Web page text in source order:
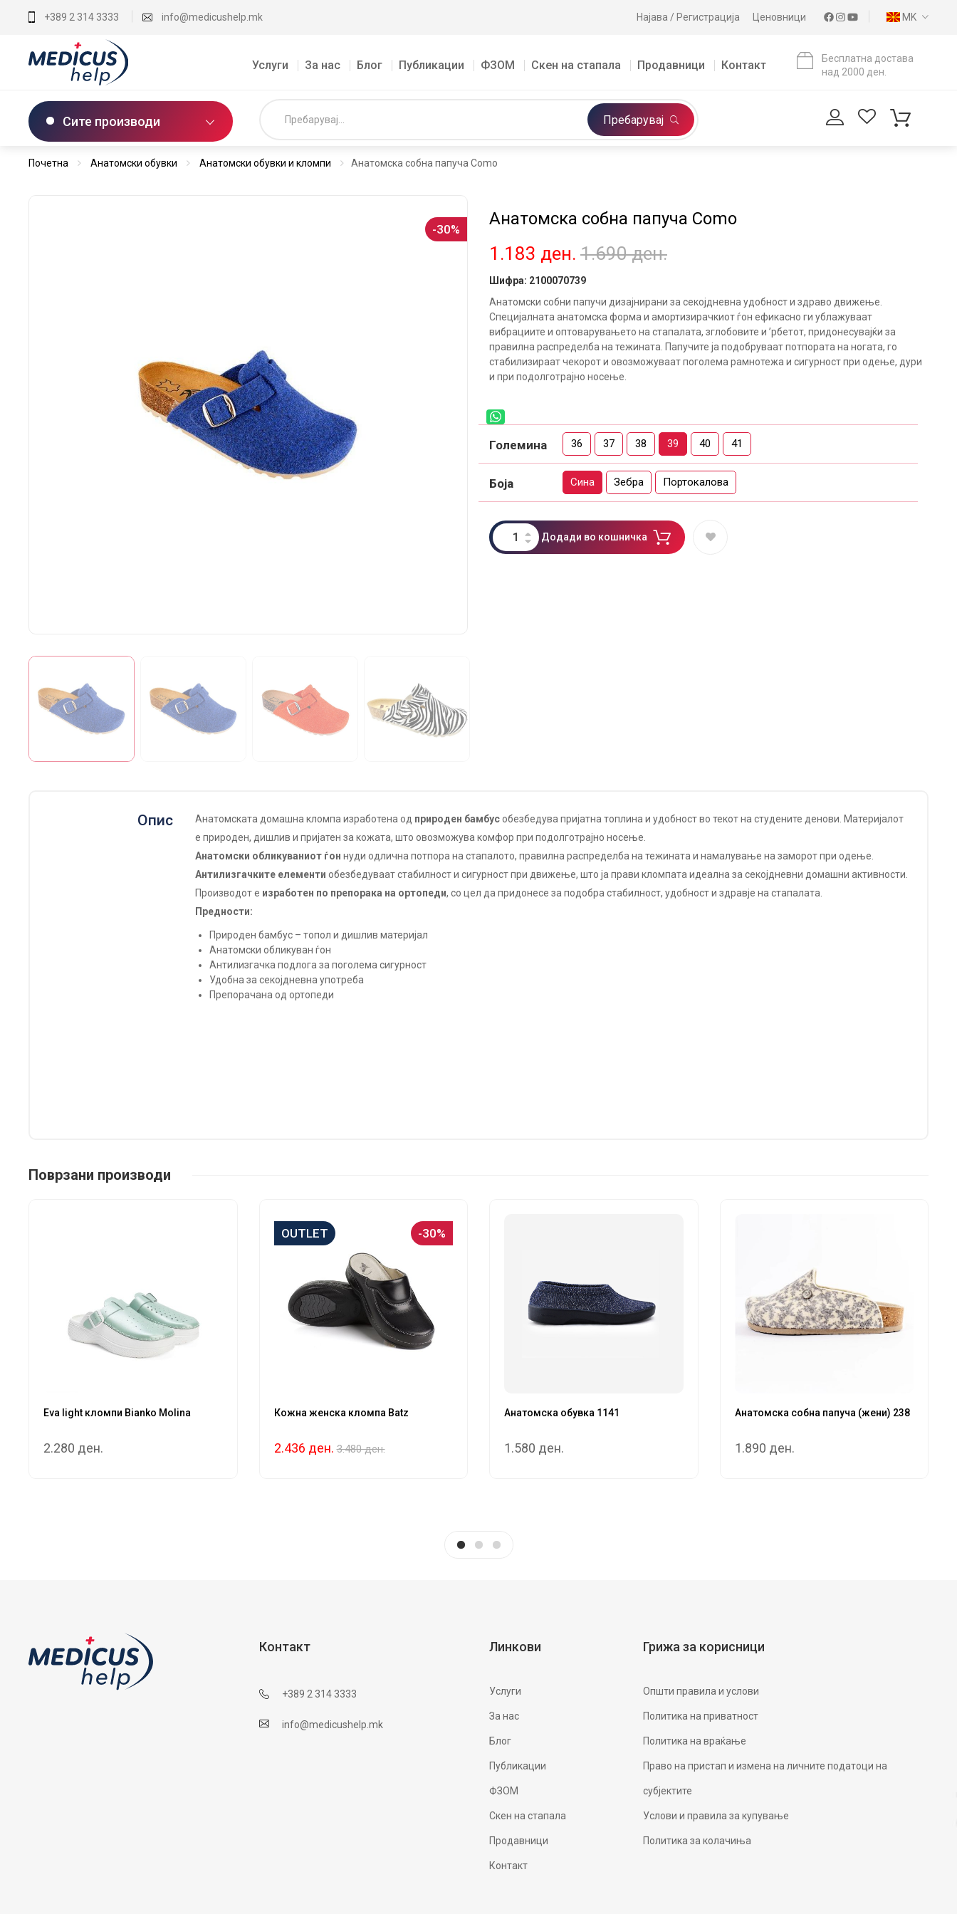
+389 2 314 3333 info@medicushelp.mk Најава / Регистрација Ценовници MK
Услуги За нас Блог Публикации ФЗОМ Скен на стапала Продавници Контакт
Бесплатна достава
над 2000 ден.
Сите производи Пребарувај
Почетна Анатомски обувки Анатомски обувки и кломпи Анатомска собна папуча Como
-30%
Анатомска собна папуча Como
1.183 ден. 1.690ден.
Шифра: 2100070739
Анатомски собни папучи дизајнирани за секојдневна удобност и здраво движење.
Специјалната анатомска форма и амортизирачкиот ѓон ефикасно ги ублажуваат
вибрациите и оптоварувањето на стапалата, зглобовите и ’рбетот, придонесувајќи за
правилна распределба на тежината. Папучите ја подобруваат потпората на ногата, го
стабилизираат чекорот и овозможуваат поголема рамнотежа и сигурност при одење, дури
и при подолготрајно носење.
Големина 36 37 38 39 40 41
Боја Сина Зебра Портокалова
Додади во кошничка
Опис Анатомската домашна кломпа изработена од природен бамбусобезбедува пријатна топлина и удобност во текот на студените денови. Материјалот
е природен, дишлив и пријатен за кожата, што овозможува комфор при подолготрајно носење.
Анатомски обликуваниот ѓон нуди одлична потпора на стапалото, правилна распределба на тежината и намалување на заморот при одење.
Антилизгачките елементи обезбедуваат стабилност и сигурност при движење, што ја прави кломпата идеална за секојдневни домашни активности.
Производот е изработен по препорака на ортопеди, со цел да придонесе за подобра стабилност, удобност и здравје на стапалата.
Предности:
Природен бамбус – топол и дишлив материјал
Анатомски обликуван ѓон
Антилизгачка подлога за поголема сигурност
Удобна за секојдневна употреба
Препорачана од ортопеди
Поврзани производи
Eva light кломпи Bianko Molina
2.280 ден.
OUTLET -30%
Кожнa женска кломпа Batz
2.436 ден.3.480 ден.
Анатомска обувка 1141
1.580 ден.
Анатомска собна папуча (жени) 238
1.890 ден.
Контакт
+389 2 314 3333
info@medicushelp.mk
Линкови
Услуги
За нас
Блог
Публикации
ФЗОМ
Скен на стапала
Продавници
Контакт
Грижа за корисници
Општи правила и услови
Политика на приватност
Политика на враќање
Право на пристап и измена на личните податоци на
субјектите
Услови и правила за купување
Политика за колачиња